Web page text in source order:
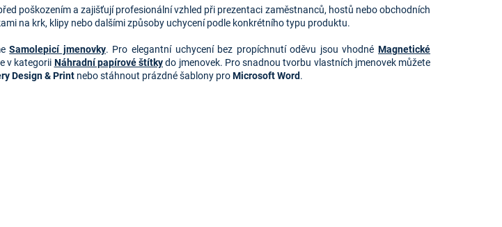
a
c
í
p
r
v
poškozením a zajišťují profesionální vzhled při prezentaci zaměstnanců, hostů nebo obchodních
na krk, klipy nebo dalšími způsoby uchycení podle konkrétního typu produktu.
Samolepicí jmenovky. Pro elegantní uchycení bez propíchnutí oděvu jsou vhodnéMagnetické
v kategorii Náhradní papírové štítky do jmenovek. Pro snadnou tvorbu vlastních jmenovek můžete
Design & Print nebo stáhnout prázdné šablony proMicrosoft Word.